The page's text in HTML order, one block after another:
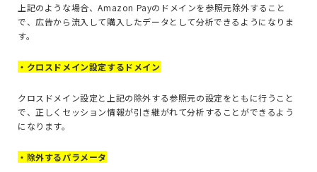
上記のような場合、Amazon Payのドメインを参照元除外すること
で、広告から流入して購入したデータとして分析できるようになりま
す。
・クロスドメイン設定するドメイン
クロスドメイン設定と上記の除外する参照元の設定をともに行うこと
で、正しくセッション情報が引き継がれて分析することができるよう
になります。
・除外するパラメータ